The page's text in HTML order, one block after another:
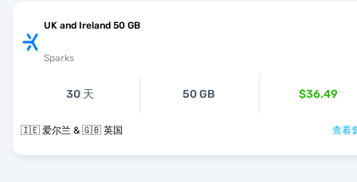
UK and Ireland 50 GB
Sparks
30 天 50 GB $36.49
🇮🇪 爱尔兰 & 🇬🇧 英国 查看